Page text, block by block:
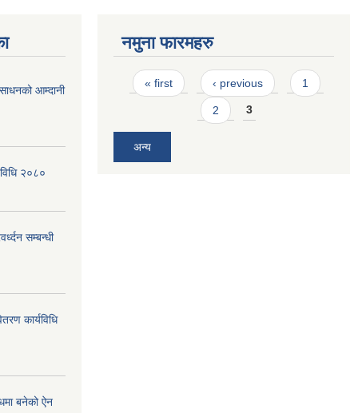
आम्दानी
२०८०
सम्बन्धी
कार्यविधि
बनेको ऐन
नमुना फारमहरु
Pages
« first ‹ previous 1
2 3
अन्य